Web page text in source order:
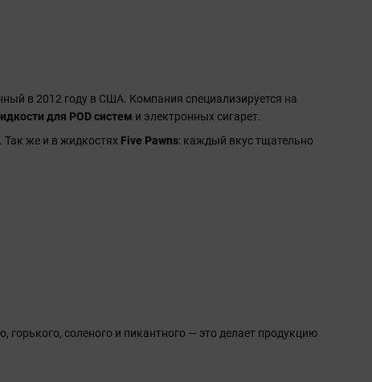
в 2012 году в США. Компания специализируется на
для POD систем и электронных сигарет.
Так же и в жидкостях Five Pawns: каждый вкус тщательно
горького, соленого и пикантного — это делает продукцию